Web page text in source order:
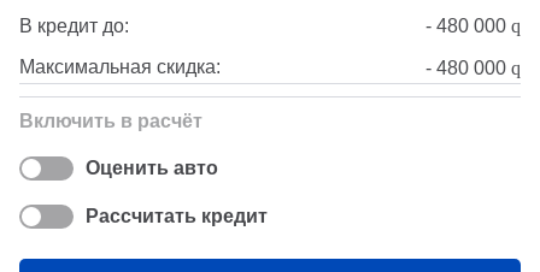
В кредит до: - 480 000 q
Максимальная скидка: - 480 000 q
Включить в расчёт
Оценить авто
Рассчитать кредит